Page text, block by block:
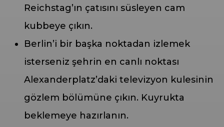
Reichstag’ın çatısını süsleyen cam
kubbeye çıkın.
Berlin’i bir başka noktadan izlemek
isterseniz şehrin en canlı noktası
Alexanderplatz’daki televizyon kulesinin
gözlem bölümüne çıkın. Kuyrukta
beklemeye hazırlanın.